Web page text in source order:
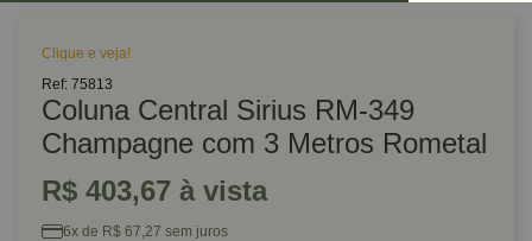
Clique e veja!
Ref: 75813
Coluna Central Sirius RM-349
Champagne com 3 Metros Rometal
R$ 403,67 à vista
6x de R$ 67,27 sem juros